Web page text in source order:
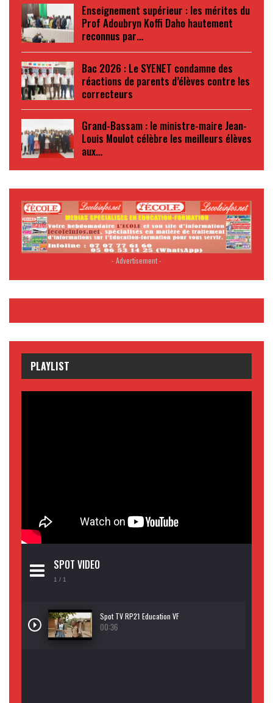
Enseignement supérieur : les mérites du
Prof Adoubryn Koffi Daho hautement
reconnus par…
Bac 2026 : Le SYENET condamne des
réactions de parents d’élèves contre les
correcteurs
Grand-Bassam : le ministre-maire Jean-
Louis Moulot célèbre les meilleurs élèves
aux…
- Advertisement -
PLAYLIST
SPOT VIDEO
1 / 1
Spot TV RP21 Education VF
00:36